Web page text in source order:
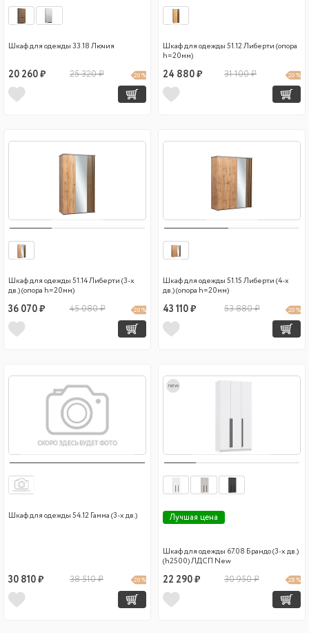
Шкаф для одежды 33.18 Лючия
20 260 ₽ 25 320 ₽ 20 %
Шкаф для одежды 51.12 Либерти (опора
h=20мм)
24 880 ₽ 31 100 ₽ 20 %
Шкаф для одежды 51.14 Либерти (3-х
дв.) (опора h=20мм)
36 070 ₽ 45 080 ₽ 20 %
Шкаф для одежды 51.15 Либерти (4-х
дв.) (опора h=20мм)
43 110 ₽ 53 880 ₽ 20 %
Шкаф для одежды 54.12 Гамма (3-х дв.)
30 810 ₽ 38 510 ₽ 20 %
new
Лучшая цена
Шкаф для одежды 67.08 Брандо (3-х дв.)
(h2500) ЛДСП New
22 290 ₽ 30 950 ₽ 28 %